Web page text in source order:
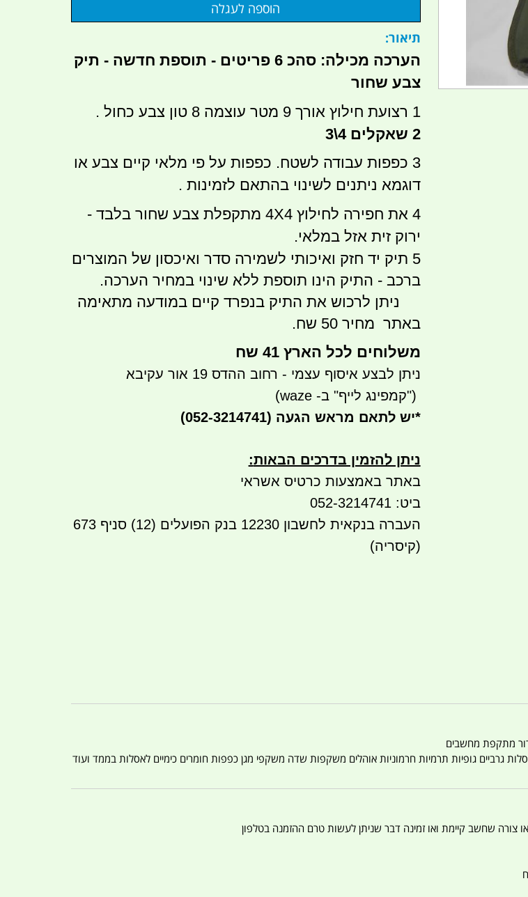
תיאור:
הערכה מכילה: סהכ 6 פריטים - תוספת חדשה - תיק
צבע שחור
1 רצועת חילוץ אורך 9 מטר עוצמה 8 טון צבע כחול .
2 שאקלים 4\3
3 כפפות עבודה לשטח. כפפות על פי מלאי קיים צבע או
דוגמא ניתנים לשינוי בהתאם לזמינות .
4 את חפירה לחילוץ 4X4 מתקפלת צבע שחור בלבד -
ירוק זית אזל במלאי.
5 תיק יד חזק ואיכותי לשמירה סדר ואיכסון של המוצרים
ברכב - התיק הינו תוספת ללא שינוי במחיר הערכה.
ניתן לרכוש את התיק בנפרד קיים במודעה מתאימה
באתר מחיר 50 שח.
משלוחים לכל הארץ 41 שח
ניתן לבצע איסוף עצמי - רחוב ההדס 19 אור עקיבא
")קמפינג לייף" ב- waze)
*יש לתאם מראש הגעה (052-3214741)
ניתן להזמין בדרכים הבאות:
באתר באמצעות כרטיס אשראי
ביט: 052-3214741
העברה בנקאית לחשבון 12230 בנק הפועלים (12) סניף 673
(קיסריה)
גרביים גופיות תרמיות חרמוניות אוהלים משקפות שדה משקפי מגן כפפות חומרים כימיים לאסלות בממד ועוד
או צורה שחשב קיימת ואו זמינה דבר שניתן לעשות טרם ההזמנה בטלפון